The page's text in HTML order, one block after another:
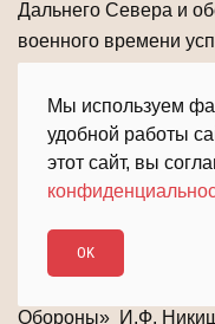
Мы используем
удобной работы
этот сайт, вы
OK
Дальнего Севера и
военного времени
звание Героя
Ф. Никишову
158 (всего в годы
201 человек),
Магаданский
родственниками
Обороны» И.Ф.